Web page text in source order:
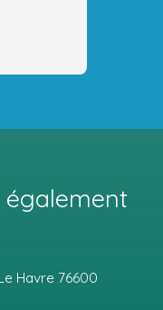
également